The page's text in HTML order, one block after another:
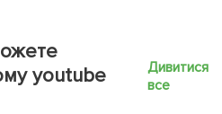
youtube
Дивитися
все